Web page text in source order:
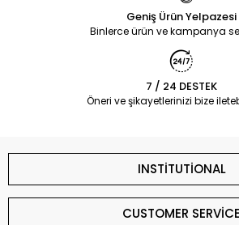
Geniş Ürün Yelpazesi
Binlerce ürün ve kampanya
7 / 24 DESTEK
Öneri ve şikayetlerinizi bize
INSTİTUTİONAL
CUSTOMER SERVİCE